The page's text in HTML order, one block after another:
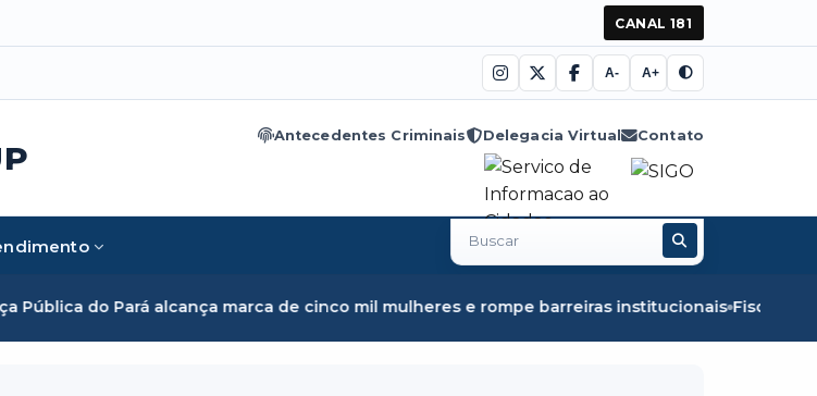
CANAL 181
A- A+
Antecedentes Criminais Delegacia Virtual Contato
Buscar
no
marca de cinco mil mulheres e rompe barreiras institucionais Fiscalização em Óbidos